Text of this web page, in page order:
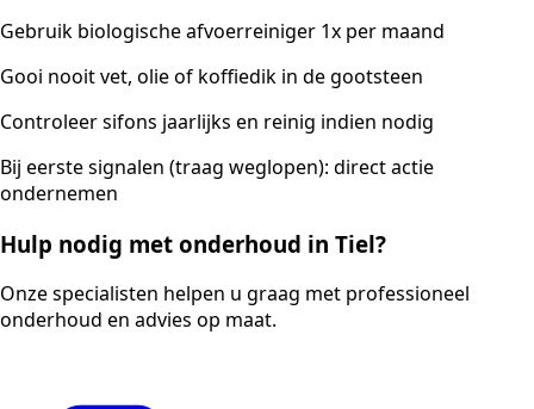
Gebruik biologische afvoerreiniger 1x per maand
Gooi nooit vet, olie of koffiedik in de gootsteen
Controleer sifons jaarlijks en reinig indien nodig
Bij eerste signalen (traag weglopen): direct actie
ondernemen
Hulp nodig met onderhoud in Tiel?
Onze specialisten helpen u graag met professioneel
onderhoud en advies op maat.